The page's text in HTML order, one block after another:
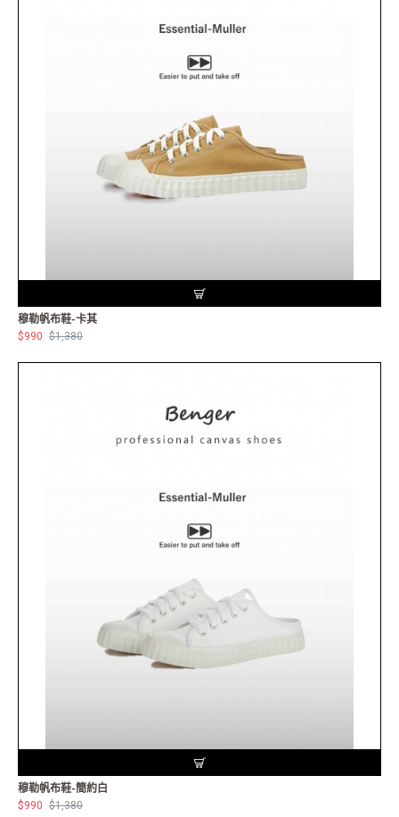
穆勒帆布鞋-卡其
$990 $1,380
穆勒帆布鞋-簡約白
$990 $1,380